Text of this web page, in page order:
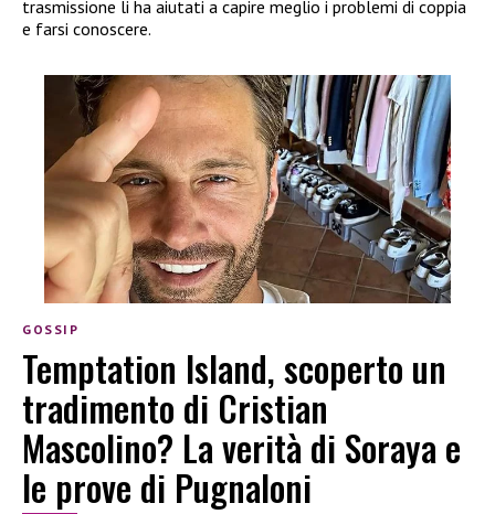
trasmissione li ha aiutati a capire meglio i problemi di coppia
e farsi conoscere.
GOSSIP
Temptation Island, scoperto un
tradimento di Cristian
Mascolino? La verità di Soraya e
le prove di Pugnaloni